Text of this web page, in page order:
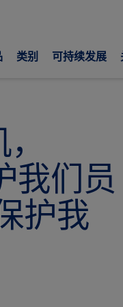
类别 可持续发展
我们员
护我